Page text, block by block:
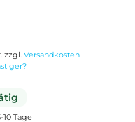
zzgl. Versandkosten
10 Tage